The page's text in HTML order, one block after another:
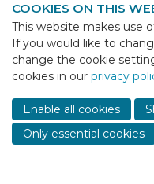
BEKS Systems
Meerheide 58
5521 DZ Eersel
Telefoon+31 (0)85 -
E-mailinfo@beks-
© 2026 - BEKS
COOKIES ON THIS
This website makes use
If you would like to
change the cookie
cookies in our privacy
Enable all cookies
Only essential cookies